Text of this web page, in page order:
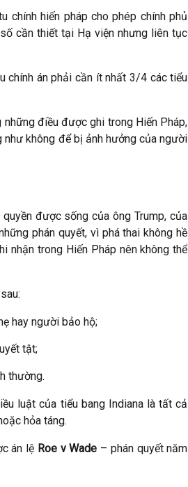
chính hiến pháp cho phép chính phủ
cần thiết tại Hạ viện nhưng liên tục
chính án phải cần ít nhất 3/4 các tiểu
điều được ghi trong Hiến Pháp,
như không để bị ảnh hưởng của người
được sống của ông Trump, của
phán quyết, vì phá thai không hề
nhận trong Hiến Pháp nên không thể
hay người bảo hộ;
tật;
thường.
luật của tiểu bang Indiana là tất cả
hỏa táng.
án lệ Roe v Wade – phán quyết năm